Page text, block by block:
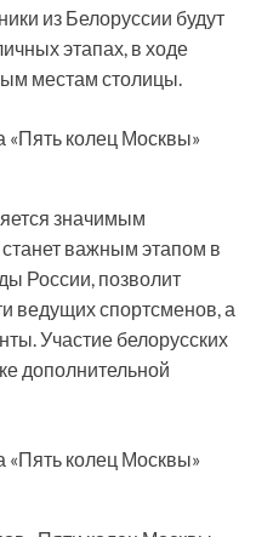
из Белоруссии будут
этапах, в ходе
местам столицы.
значимым
важным этапом в
России, позволит
ведущих спортсменов, а
Участие белорусских
дополнительной